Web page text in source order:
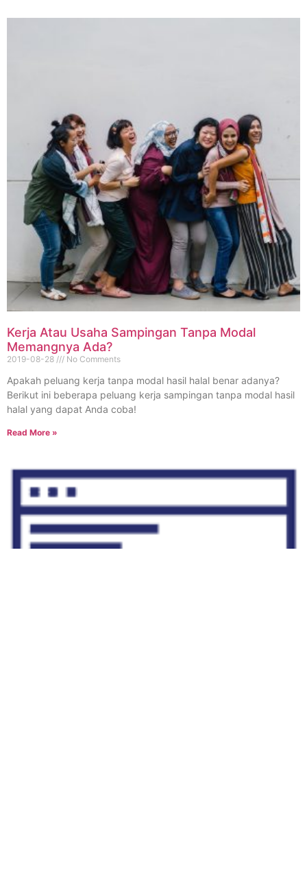
Kerja Atau Usaha Sampingan Tanpa Modal
Memangnya Ada?
2019-08-28 No Comments
Apakah peluang kerja tanpa modal hasil halal benar adanya?
Berikut ini beberapa peluang kerja sampingan tanpa modal hasil
halal yang dapat Anda coba!
Read More »